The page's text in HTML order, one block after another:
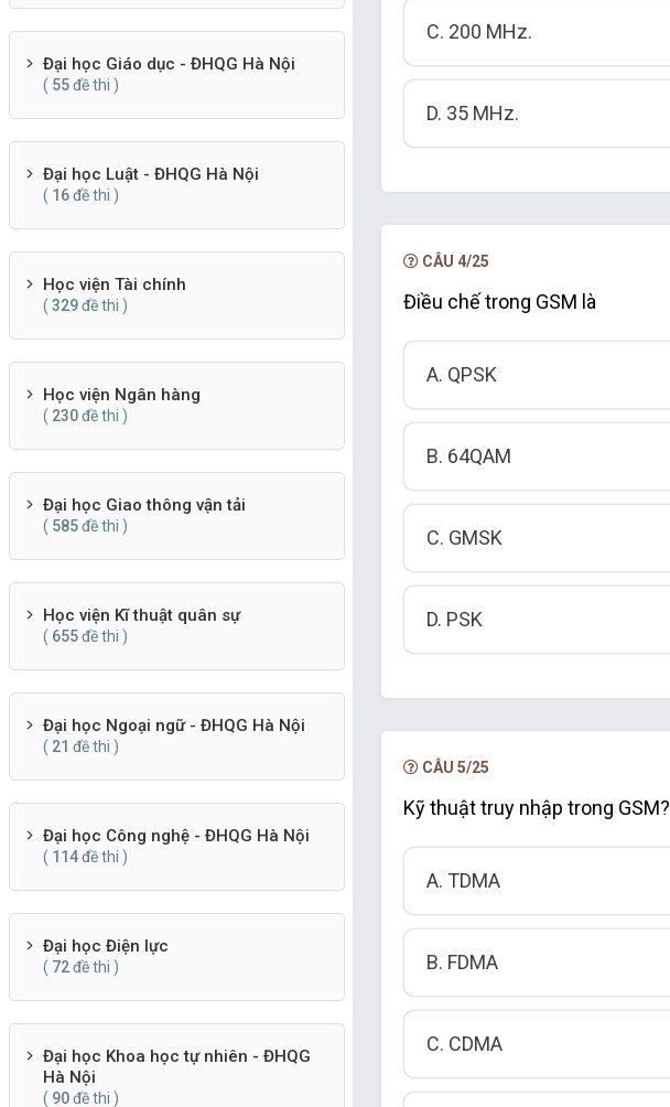
Đại học Giáo dục - ĐHQG Hà Nội
( 55đề thi )
Đại học Luật - ĐHQG Hà Nội
( 16đề thi )
Học viện Tài chính
( 329đề thi )
Học viện Ngân hàng
( 230đề thi )
Đại học Giao thông vận tải
( 585đề thi )
Học viện Kĩ thuật quân sự
( 655đề thi )
Đại học Ngoại ngữ - ĐHQG Hà Nội
( 21 đề thi )
Đại học Công nghệ - ĐHQG Hà Nội
( 114đề thi )
Đại học Điện lực
( 72đề thi )
Đại học Khoa học tự nhiên - ĐHQG
Hà Nội
( 90đề thi )
C. 200 MHz.
D. 35 MHz.
CÂU 4/25
Điều chế trong GSM là
A. QPSK
B. 64QAM
C. GMSK
D. PSK
CÂU 5/25
Kỹ thuật truy nhập trong GSM?
A. TDMA
B. FDMA
C. CDMA